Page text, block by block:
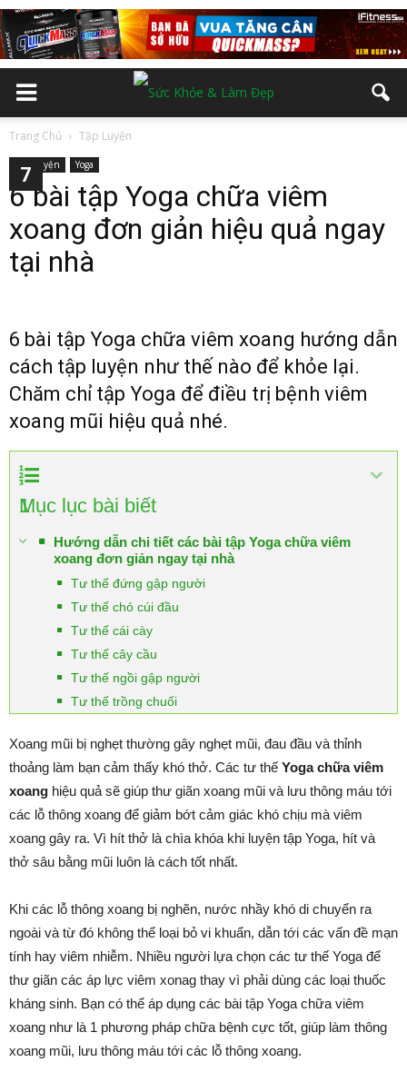
Trang Chủ Tập Luyện
Tập Luyện Yoga
6 bài tập Yoga chữa viêm
xoang đơn giản hiệu quả ngay
tại nhà
6 bài tập Yoga chữa viêm xoang hướng dẫn
cách tập luyện như thế nào để khỏe lại.
Chăm chỉ tập Yoga để điều trị bệnh viêm
xoang mũi hiệu quả nhé.
1
Mục lục bài biết
Hướng dẫn chi tiết các bài tập Yoga chữa viêm
xoang đơn giản ngay tại nhà
Tư thế đứng gập người
Tư thế chó cúi đầu
Tư thế cái cày
Tư thế cây cầu
Tư thế ngồi gập người
Tư thế trồng chuối
Xoang mũi bị nghẹt thường gây nghẹt mũi, đau đầu và thỉnh
thoảng làm bạn cảm thấy khó thở. Các tư thế Yoga chữa viêm
xoang hiệu quả sẽ giúp thư giãn xoang mũi và lưu thông máu tới
các lỗ thông xoang để giảm bớt cảm giác khó chịu mà viêm
xoang gây ra. Vì hít thở là chìa khóa khi luyện tập Yoga, hít và
thở sâu bằng mũi luôn là cách tốt nhất.
Khi các lỗ thông xoang bị nghẽn, nước nhầy khó di chuyển ra
ngoài và từ đó không thể loại bỏ vi khuẩn, dẫn tới các vấn đề mạn
tính hay viêm nhiễm. Nhiều người lựa chọn các tư thế Yoga để
thư giãn các áp lực viêm xonag thay vì phải dùng các loại thuốc
kháng sinh. Bạn có thể áp dụng các bài tập Yoga chữa viêm
xoang như là 1 phương pháp chữa bệnh cực tốt, giúp làm thông
xoang mũi, lưu thông máu tới các lỗ thông xoang.
2
3
4
5
6
7